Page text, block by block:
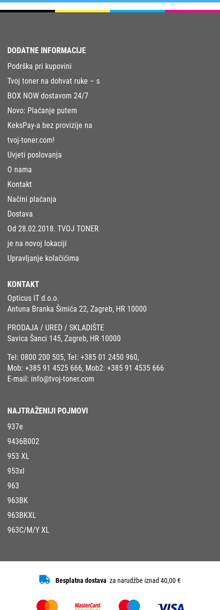
DODATNE INFORMACIJE
Podrška pri kupovini
Tvoj toner na dohvat ruke – s
BOX NOW dostavom 24/7
Novo: Plaćanje putem
KeksPay-a bez provizije na
tvoj-toner.com!
Uvjeti poslovanja
O nama
Kontakt
Načini plaćanja
Dostava
Od 28.02.2018. TVOJ TONER
je na novoj lokaciji
Upravljanje kolačićima
KONTAKT
Opticus IT d.o.o.
Antuna Branka Šimića 22, Zagreb, HR 10000
PRODAJA / URED / SKLADIŠTE
Savica Šanci 145, Zagreb, HR 10000
Tel: 0800 200 505, Tel: +385 01 2450 960,
Mob: +385 91 4525 666, Mob2: +385 91 4535 666
E-mail: info@tvoj-toner.com
NAJTRAŽENIJI POJMOVI
937e
9436B002
953 XL
953xl
963
963BK
963BKXL
963C/M/Y XL
Besplatna dostava za narudžbe iznad 40,00 €